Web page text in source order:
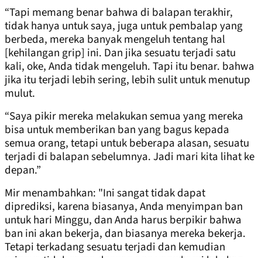
“Tapi memang benar bahwa di balapan terakhir,
tidak hanya untuk saya, juga untuk pembalap yang
berbeda, mereka banyak mengeluh tentang hal
[kehilangan grip] ini. Dan jika sesuatu terjadi satu
kali, oke, Anda tidak mengeluh. Tapi itu benar. bahwa
jika itu terjadi lebih sering, lebih sulit untuk menutup
mulut.
“Saya pikir mereka melakukan semua yang mereka
bisa untuk memberikan ban yang bagus kepada
semua orang, tetapi untuk beberapa alasan, sesuatu
terjadi di balapan sebelumnya. Jadi mari kita lihat ke
depan.”
Mir menambahkan: "Ini sangat tidak dapat
diprediksi, karena biasanya, Anda menyimpan ban
untuk hari Minggu, dan Anda harus berpikir bahwa
ban ini akan bekerja, dan biasanya mereka bekerja.
Tetapi terkadang sesuatu terjadi dan kemudian